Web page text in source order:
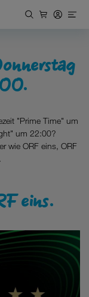
"Prime Time" um
um 22:00?
wie ORF eins, ORF
eins.